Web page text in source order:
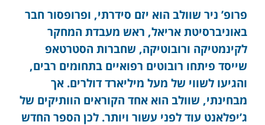
פרופ’ ניר שוולב הוא יזם סידרתי, ופרופסור חבר
באוניברסיטת אריאל, ראש מעבדת המחקר
לקינמטיקה ורובוטיקה, שחברות הסטרטאפ
שייסד פיתחו רובוטים רפואיים בתחומים רבים,
והגיעו לשווי של מעל מיליארד דולרים. אך
מבחינתי, שוולב הוא אחד הקוראים הוותיקים של
ג’יפלאנט עוד לפני עשור ויותר. לכן הספר החדש